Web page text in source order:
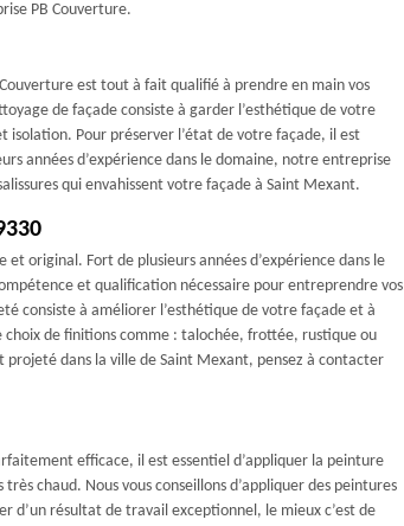
PB Couverture.
est tout à fait qualifié à prendre en main vos
de façade consiste à garder l’esthétique de votre
Pour préserver l’état de votre façade, il est
années d’expérience dans le domaine, notre entreprise
qui envahissent votre façade à Saint Mexant.
original. Fort de plusieurs années d’expérience dans le
et qualification nécessaire pour entreprendre vos
consiste à améliorer l’esthétique de votre façade et à
de finitions comme : talochée, frottée, rustique ou
dans la ville de Saint Mexant, pensez à contacter
efficace, il est essentiel d’appliquer la peinture
chaud. Nous vous conseillons d’appliquer des peintures
d’un résultat de travail exceptionnel, le mieux c’est de